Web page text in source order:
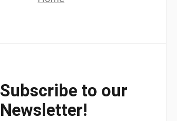
Subscribe to our
Newsletter!